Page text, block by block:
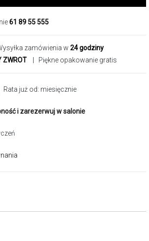
61 89 55 555
zamówienia w 24 godziny
ZWROT | Piękne opakowanie gratis
już od: miesięcznie
i zarezerwuj w salonie